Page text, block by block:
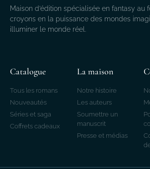
Maison d’édition spécialisée en fantasy au
croyons en la puissance des mondes
illuminer le monde réel.
Catalogue
Tous les romans
Nouveautés
Séries et saga
Coffrets cadeaux
La maison
Notre histoire
Les auteurs
Soumettre un
manuscrit
Presse et médias